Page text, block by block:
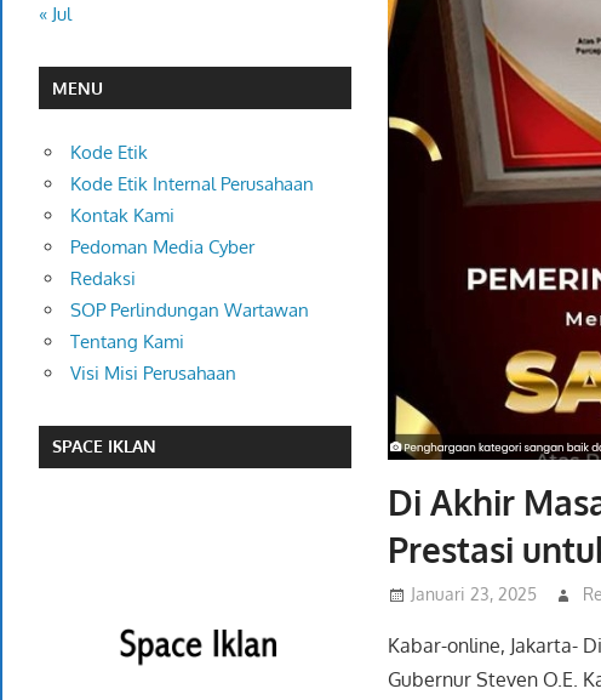
Di Akhir
Prestasi
Januari 23, 2025
Kabar-online, Jakarta-
Gubernur Steven O.E.
« Jul
MENU
Kode Etik
Kode Etik Internal Perusahaan
Kontak Kami
Pedoman Media Cyber
Redaksi
SOP Perlindungan Wartawan
Tentang Kami
Visi Misi Perusahaan
SPACE IKLAN